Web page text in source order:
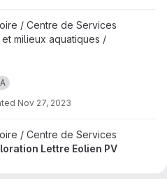
/ Centre de Services
milieux aquatiques /
Nov 27, 2023
PV Trim project
/ Centre de Services
Lettre Eolien PV